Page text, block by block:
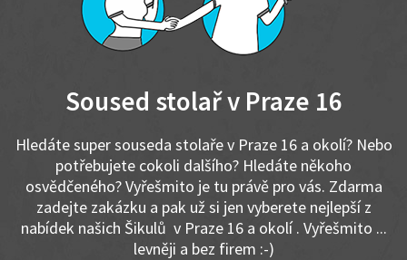
Soused stolař v Praze 16
Hledáte super souseda stolaře v Praze 16 a okolí? Nebo
potřebujete cokoli dalšího? Hledáte někoho
osvědčeného? Vyřešmito je tu právě pro vás. Zdarma
zadejte zakázku a pak už si jen vyberete nejlepší z
nabídek našich Šikulů v Praze 16 a okolí . Vyřešmito ...
levněji a bez firem :-)